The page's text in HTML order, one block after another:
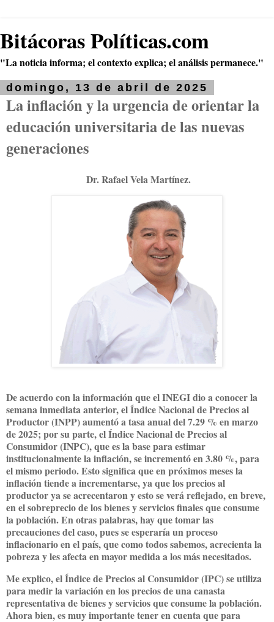
Bitácoras Políticas.com
"La noticia informa; el contexto explica; el análisis permanece."
domingo, 13 de abril de 2025
La inflación y la urgencia de orientar la
educación universitaria de las nuevas
generaciones
Dr. Rafael Vela Martínez.
De acuerdo con la información que el INEGI dio a conocer la
semana inmediata anterior, el Índice Nacional de Precios al
Productor (INPP) aumentó a tasa anual del 7.29 % en marzo
de 2025; por su parte, el Índice Nacional de Precios al
Consumidor (INPC), que es la base para estimar
institucionalmente la inflación, se incrementó en 3.80 %, para
el mismo periodo. Esto significa que en próximos meses la
inflación tiende a incrementarse, ya que los precios al
productor ya se acrecentaron y esto se verá reflejado, en breve,
en el sobreprecio de los bienes y servicios finales que consume
la población. En otras palabras, hay que tomar las
precauciones del caso, pues se esperaría un proceso
inflacionario en el país, que como todos sabemos, acrecienta la
pobreza y les afecta en mayor medida a los más necesitados.
Me explico, el Índice de Precios al Consumidor (IPC) se utiliza
para medir la variación en los precios de una canasta
representativa de bienes y servicios que consume la población.
Ahora bien, es muy importante tener en cuenta que para